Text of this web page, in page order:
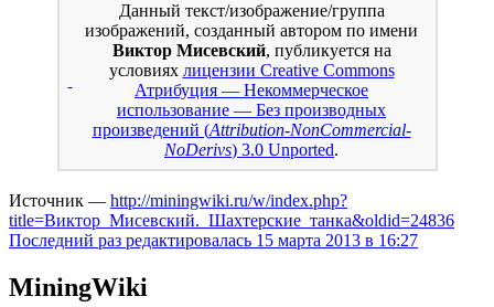
Данный текст/изображение/группа
изображений, созданный автором по имени
Виктор Мисевский, публикуется на
условиях лицензии Creative Commons
Атрибуция — Некоммерческое
использование — Без производных
произведений (Attribution-NonCommercial-
NoDerivs) 3.0 Unported.
Источник — http://miningwiki.ru/w/index.php?
title=Виктор_Мисевский._Шахтерские_танка&oldid=24836
Последний раз редактировалась 15 марта 2013 в 16:27
MiningWiki